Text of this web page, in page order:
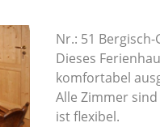
Nr.: 51
Dieses
komfortabel
Alle Zimmer
ist flexibel.